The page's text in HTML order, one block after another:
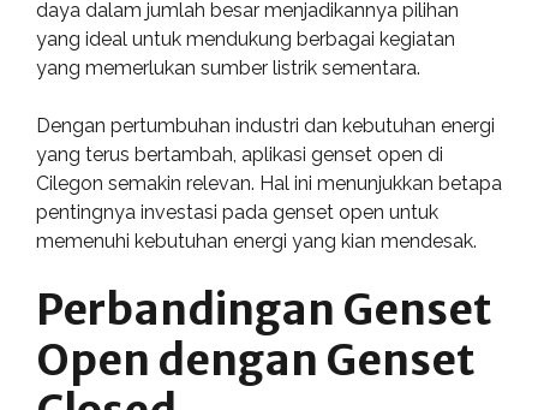
daya dalam jumlah besar menjadikannya pilihan
yang ideal untuk mendukung berbagai kegiatan
yang memerlukan sumber listrik sementara.
Dengan pertumbuhan industri dan kebutuhan energi
yang terus bertambah, aplikasi genset open di
Cilegon semakin relevan. Hal ini menunjukkan betapa
pentingnya investasi pada genset open untuk
memenuhi kebutuhan energi yang kian mendesak.
Perbandingan Genset
Open dengan Genset